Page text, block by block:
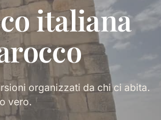
italiana
organizzati da chi ci abita.
vero.